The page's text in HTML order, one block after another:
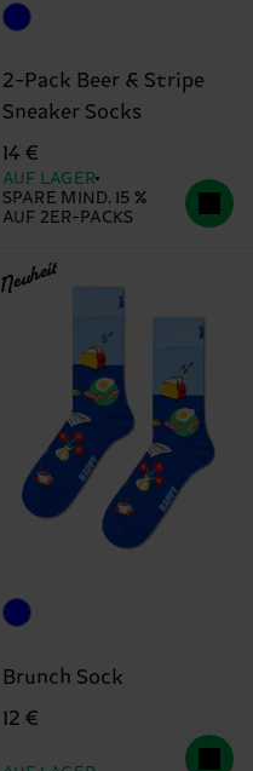
2-Pack Beer & Stripe
Sneaker Socks
14 €
AUF LAGER
SPARE MIND. 15 %
AUF 2ER-PACKS
Neuheit
Brunch Sock
12 €